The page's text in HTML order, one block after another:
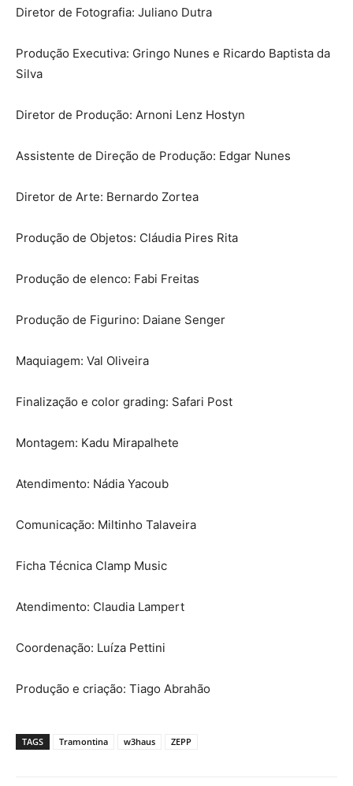
Diretor de Fotografia: Juliano Dutra
Produção Executiva: Gringo Nunes e Ricardo Baptista da
Silva
Diretor de Produção: Arnoni Lenz Hostyn
Assistente de Direção de Produção: Edgar Nunes
Diretor de Arte: Bernardo Zortea
Produção de Objetos: Cláudia Pires Rita
Produção de elenco: Fabi Freitas
Produção de Figurino: Daiane Senger
Maquiagem: Val Oliveira
Finalização e color grading: Safari Post
Montagem: Kadu Mirapalhete
Atendimento: Nádia Yacoub
Comunicação: Miltinho Talaveira
Ficha Técnica Clamp Music
Atendimento: Claudia Lampert
Coordenação: Luíza Pettini
Produção e criação: Tiago Abrahão
TAGS Tramontina w3haus ZEPP